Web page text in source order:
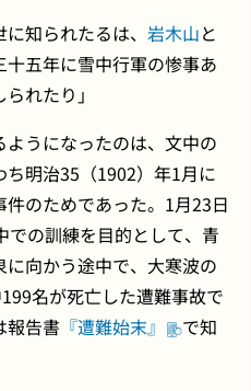
知られたるは、 岩木山と
五年に雪中行軍の惨事あ
れたり」
うになったのは、文中の
ち明治35（1902）年1月に
のためであった。1月23日
での訓練を目的として、青
向かう途中で、大寒波の
名が死亡した遭難事故で
報告書 『遭難始末』
で知